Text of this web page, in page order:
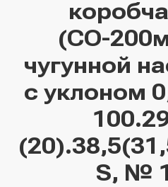
(СО-
чугунной
с уклоном
S, №